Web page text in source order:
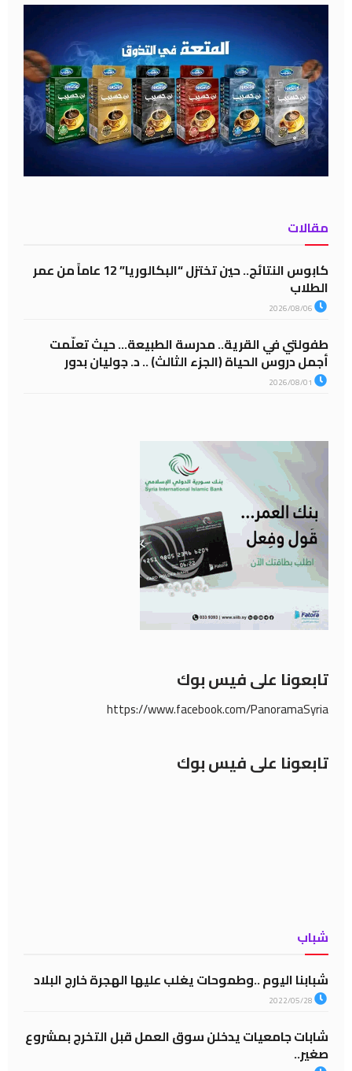
مقالات
كابوس النتائج.. حين تختزل “البكالوريا” 12 عاماً من عمر
الطلاب
طفولتي في القرية.. مدرسة الطبيعة… حيث تعلّمت
أجمل دروس الحياة (الجزء الثالث) .. د. جوليان بدور
تابعونا على فيس بوك
https://www.facebook.com/PanoramaSyria
تابعونا على فيس بوك
شباب
شبابنا اليوم ..وطموحات يغلب عليها الهجرة خارج البلاد
شابات جامعيات يدخلن سوق العمل قبل التخرج بمشروع
صغير..